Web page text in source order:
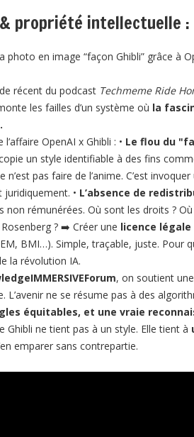
propriété intellectuelle
photo en image “façon Ghibli” grâce à
récent du podcast Techmeme Ride
les failles d’un système où la
OpenAI x Ghibli : • Le flou du
un style identifiable à des fins
n’est pas faire de l’anime. C’est
• L’absence de
non rémunérées. Où sont les droits ?
? ➡️ Créer une licence légale
BMI…). Simple, traçable, juste. Pour
la révolution IA.
, on soutient
L’avenir ne se résume pas à des
équitables, et une vraie
Ghibli ne tient pas à un style. Elle tient à
emparer sans contrepartie.